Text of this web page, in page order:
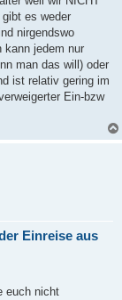
es weder
nirgendswo
kann jedem nur
man das will) oder
ist relativ gering im
Ein-bzw
Einreise aus
euch nicht